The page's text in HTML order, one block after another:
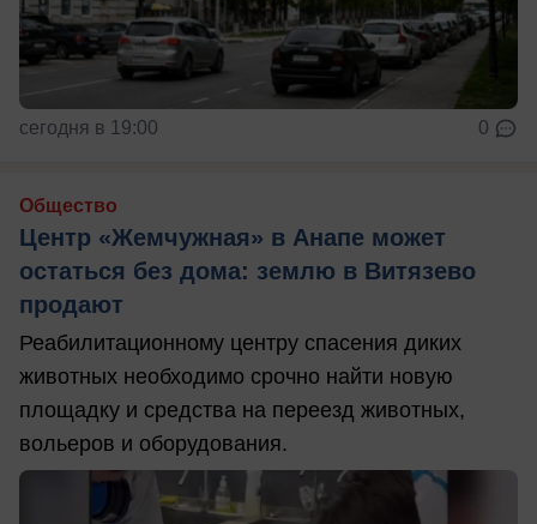
сегодня в 19:00 0
Общество
Центр «Жемчужная» в Анапе может
остаться без дома: землю в Витязево
продают
Реабилитационному центру спасения диких
животных необходимо срочно найти новую
площадку и средства на переезд животных,
вольеров и оборудования.